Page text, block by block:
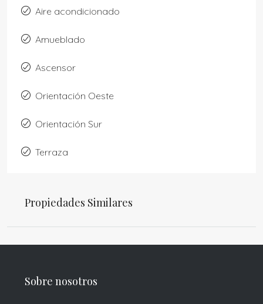
Aire acondicionado
Amueblado
Ascensor
Orientación Oeste
Orientación Sur
Terraza
Propiedades Similares
Sobre nosotros